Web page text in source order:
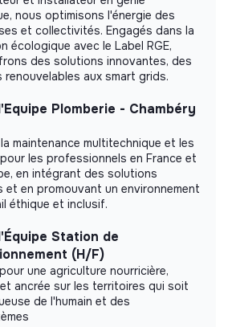
de subvention ou de candidature
internes du Startup Studio.
experts ou
de validation d'idées.
stratégique sur une opportunité
la fois :
commercial ;
;
not communicate to us the
that it was able to obtain.
document.
nous optimisons l'énergie des
et collectivités. Engagés dans la
écologique avec le Label RGE,
des solutions innovantes, des
renouvelables aux smart grids.
Plomberie - Chambéry
maintenance multitechnique et les
les professionnels en France et
en intégrant des solutions
et en promouvant un environnement
éthique et inclusif.
Station de
(H/F)
une agriculture nourricière,
ancrée sur les territoires qui soit
de l'humain et des